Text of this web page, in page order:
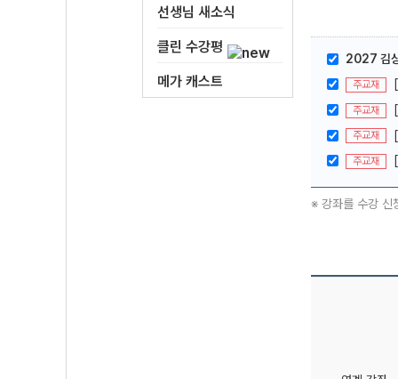
선생님 새소식
클린 수강평
메가 캐스트
2027 김
주교재
주교재
주교재
주교재
※ 강좌를 수강 신